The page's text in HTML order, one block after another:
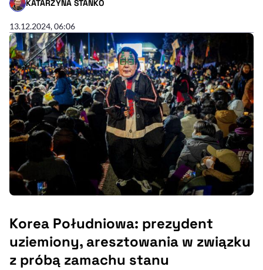
KATARZYNA STAŃKO
- AUTOR ARTYKUŁU - PROFIL
13.12.2024, 06:06
Korea Południowa: prezydent
uziemiony, aresztowania w związku
z próbą zamachu stanu